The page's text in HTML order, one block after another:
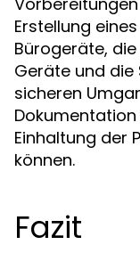
Erstellung
Bürogeräte,
Geräte und die
sicheren
Einhaltung der
können.
Fazit